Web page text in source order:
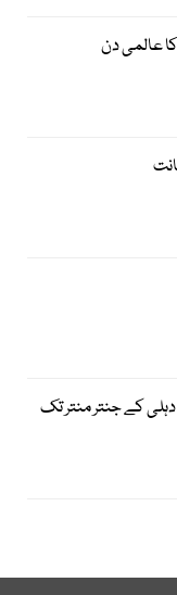
عالمی دن
کے جنتر منتر تک